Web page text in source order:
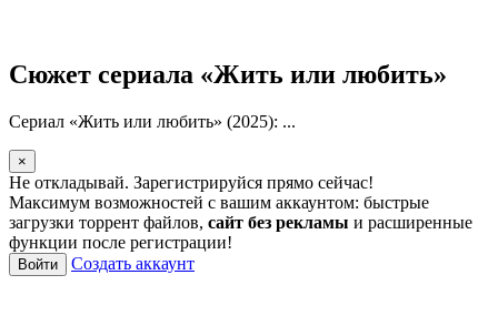
Сюжет сериала «Жить или любить»
Сериал «Жить или любить» (2025): ...
×
Не откладывай. Зарегистрируйся прямо сейчас!
Максимум возможностей с вашим аккаунтом: быстрые
загрузки торрент файлов, сайт без рекламы и расширенные
функции после регистрации!
Войти Создать аккаунт